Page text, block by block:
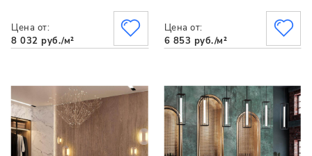
Цена от:
8 032 руб./м²
Цена от:
6 853 руб./м²